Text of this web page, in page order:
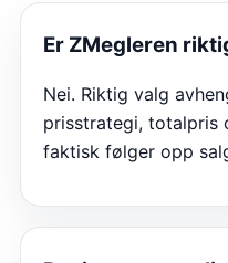
Er ZMegleren
Nei. Riktig valg
prisstrategi, totalpris
faktisk følger opp